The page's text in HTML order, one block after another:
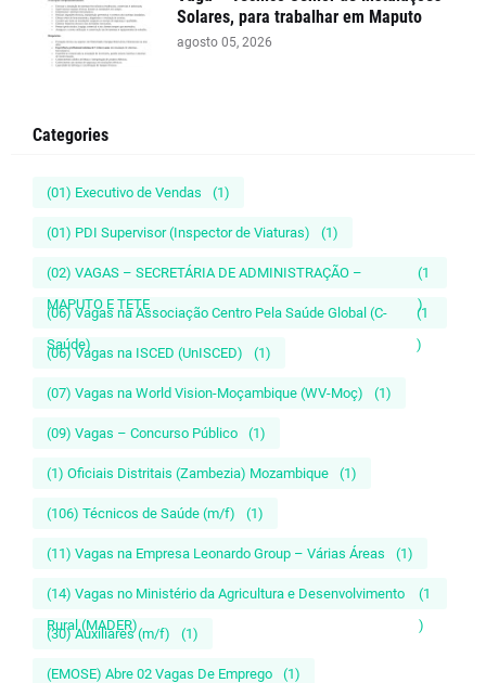
Solares, para trabalhar em Maputo
agosto 05, 2026
Categories
(01) Executivo de Vendas (1)
(01) PDI Supervisor (Inspector de Viaturas) (1)
(02) VAGAS – SECRETÁRIA DE ADMINISTRAÇÃO –
MAPUTO E TETE
(1
)
(06) Vagas na Associação Centro Pela Saúde Global (C-
Saúde)
(1
)
(06) Vagas na ISCED (UnISCED) (1)
(07) Vagas na World Vision-Moçambique (WV-Moç) (1)
(09) Vagas – Concurso Público (1)
(1) Oficiais Distritais (Zambezia) Mozambique (1)
(106) Técnicos de Saúde (m/f) (1)
(11) Vagas na Empresa Leonardo Group – Várias Áreas (1)
(14) Vagas no Ministério da Agricultura e Desenvolvimento
Rural (MADER)
(1
)
(30) Auxiliares (m/f) (1)
(EMOSE) Abre 02 Vagas De Emprego (1)